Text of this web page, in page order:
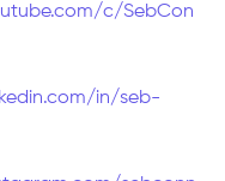
c/SebCon
in/seb-